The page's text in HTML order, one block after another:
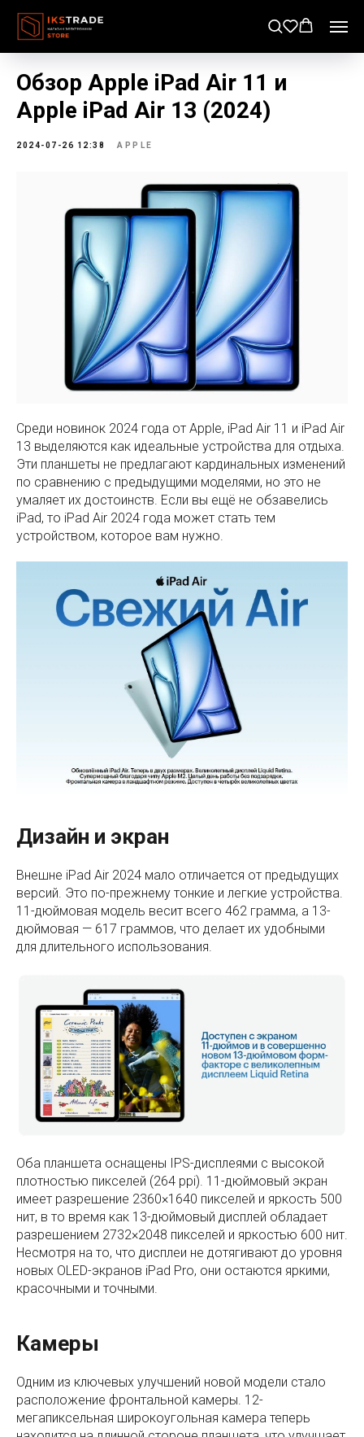
Обзор Apple iPad Air 11 и
Apple iPad Air 13 (2024)
2024-07-26 12:38 APPLE
Среди новинок 2024 года от Apple, iPad Air 11 и iPad Air
13 выделяются как идеальные устройства для отдыха.
Эти планшеты не предлагают кардинальных изменений
по сравнению с предыдущими моделями, но это не
умаляет их достоинств. Если вы ещё не обзавелись
iPad, то iPad Air 2024 года может стать тем
устройством, которое вам нужно.
Дизайн и экран
Внешне iPad Air 2024 мало отличается от предыдущих
версий. Это по-прежнему тонкие и легкие устройства.
11-дюймовая модель весит всего 462 грамма, а 13-
дюймовая — 617 граммов, что делает их удобными
для длительного использования.
Оба планшета оснащены IPS-дисплеями с высокой
плотностью пикселей (264 ppi). 11-дюймовый экран
имеет разрешение 2360×1640 пикселей и яркость 500
нит, в то время как 13-дюймовый дисплей обладает
разрешением 2732×2048 пикселей и яркостью 600 нит.
Несмотря на то, что дисплеи не дотягивают до уровня
новых OLED-экранов iPad Pro, они остаются яркими,
красочными и точными.
Камеры
Одним из ключевых улучшений новой модели стало
расположение фронтальной камеры. 12-
мегапиксельная широкоугольная камера теперь